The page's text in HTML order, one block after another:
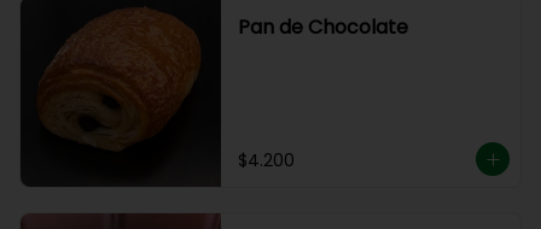
Pan de Chocolate
$4.200